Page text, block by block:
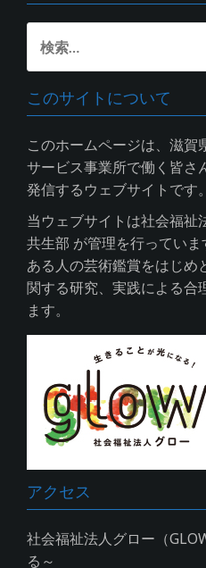
索:
このサイトについて
このホームページは、滋賀
サービス事業所で働く皆さ
発信するウェブサイトです。
当ウェブサイトは社会福祉
共生部 が管理を行ってい
ある人の芸術鑑賞をはじめ
関する研究、実践による合
ます。
アクセス
社会福祉法人グロー（
る～